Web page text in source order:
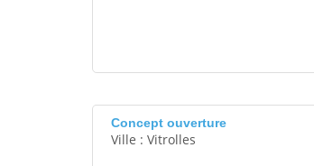
Concept ouverture
Ville : Vitrolles